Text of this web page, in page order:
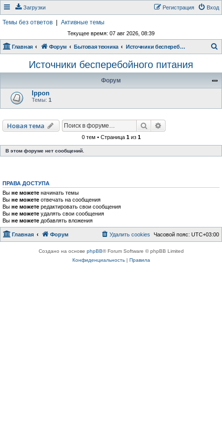
Загрузки Вход
Регистрация
Темы без ответов Активные темы
Текущее время: 07 авг 2026, 08:39
Главная Форум Бытовая техника Источники бесперебойного питания
Источники бесперебойного питания
Форум
Ippon
Темы: 1
Новая тема Поиск
0 тем • Страница 1из 1
В этом форуме нет сообщений.
ПРАВА ДОСТУПА
Вы не можете начинать темы
Вы не можете отвечать на сообщения
Вы не можете редактировать свои сообщения
Вы не можете удалять свои сообщения
Вы не можете добавлять вложения
Главная Форум Часовой пояс: UTC+03:00
Удалить cookies
Создано на основе phpBB® Forum Software © phpBB Limited
Конфиденциальность| Правила